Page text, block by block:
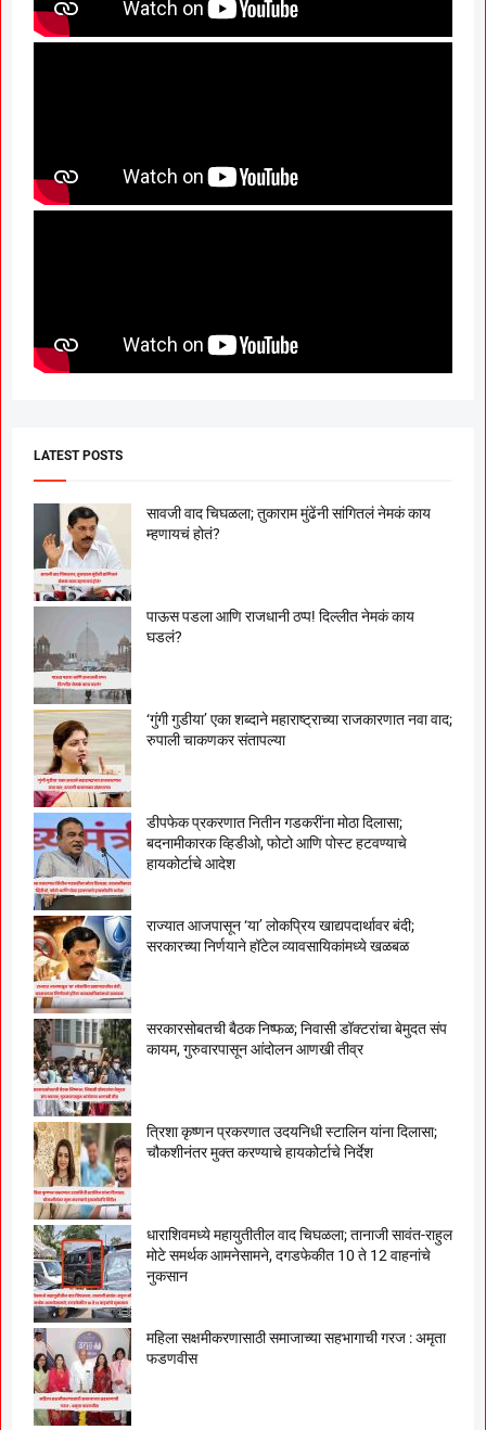
LATEST POSTS
सावजी वाद चिघळला; तुकाराम मुंढेंनी सांगितलं नेमकं काय
म्हणायचं होतं?
पाऊस पडला आणि राजधानी ठप्प! दिल्लीत नेमकं काय
घडलं?
‘गुंगी गुडीया’ एका शब्दाने महाराष्ट्राच्या राजकारणात नवा वाद;
रुपाली चाकणकर संतापल्या
डीपफेक प्रकरणात नितीन गडकरींना मोठा दिलासा;
बदनामीकारक व्हिडीओ, फोटो आणि पोस्ट हटवण्याचे
हायकोर्टाचे आदेश
राज्यात आजपासून ‘या’ लोकप्रिय खाद्यपदार्थावर बंदी;
सरकारच्या निर्णयाने हॉटेल व्यावसायिकांमध्ये खळबळ
सरकारसोबतची बैठक निष्फळ; निवासी डॉक्टरांचा बेमुदत संप
कायम, गुरुवारपासून आंदोलन आणखी तीव्र
त्रिशा कृष्णन प्रकरणात उदयनिधी स्टालिन यांना दिलासा;
चौकशीनंतर मुक्त करण्याचे हायकोर्टाचे निर्देश
धाराशिवमध्ये महायुतीतील वाद चिघळला; तानाजी सावंत-राहुल
मोटे समर्थक आमनेसामने, दगडफेकीत 10 ते 12 वाहनांचे
नुकसान
महिला सक्षमीकरणासाठी समाजाच्या सहभागाची गरज : अमृता
फडणवीस